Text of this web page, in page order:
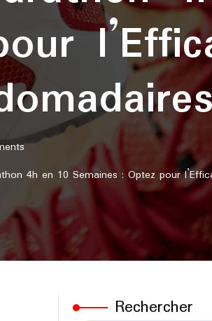
4h en 10 Semaines : Optez pour
Rechercher